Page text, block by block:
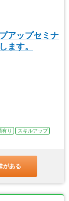
アップセミナ
ます。
有り
スキルアップ
がある